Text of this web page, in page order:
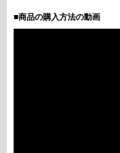
■商品の購入方法の動画